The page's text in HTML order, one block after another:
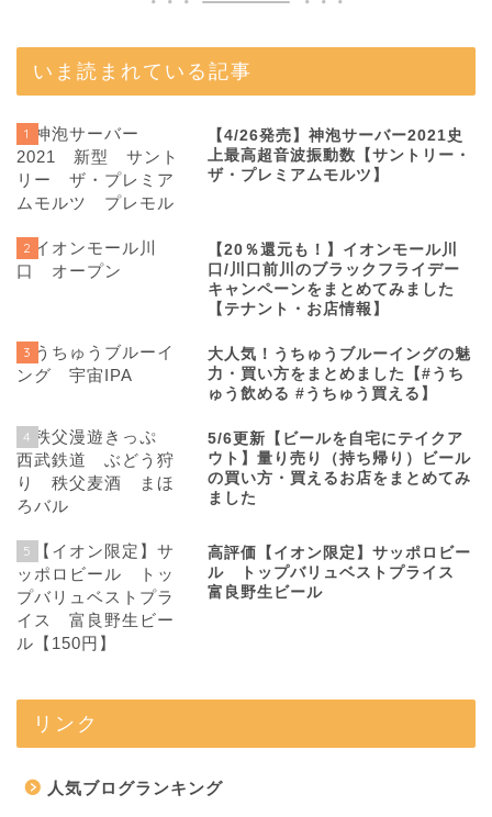
いま読まれている記事
1
【4/26発売】神泡サーバー2021史
上最高超音波振動数【サントリー・
ザ・プレミアムモルツ】
2
【20％還元も！】イオンモール川
口/川口前川のブラックフライデー
キャンペーンをまとめてみました
【テナント・お店情報】
3
大人気！うちゅうブルーイングの魅
力・買い方をまとめました【#うち
ゅう飲める #うちゅう買える】
4
5/6更新【ビールを自宅にテイクア
ウト】量り売り（持ち帰り）ビール
の買い方・買えるお店をまとめてみ
ました
5
高評価【イオン限定】サッポロビー
ル トップバリュベストプライス
富良野生ビール
リンク
人気ブログランキング